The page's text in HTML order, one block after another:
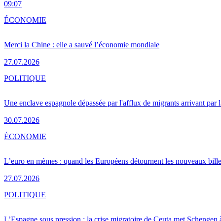
09:07
Merci la Chine : elle a sauvé l’économie mondiale
27.07.2026
ÉCONOMIE
Une enclave espagnole dépassée par l'afflux de migrants arrivant par
30.07.2026
POLITIQUE
L’euro en mèmes : quand les Européens détournent les nouveaux
27.07.2026
ÉCONOMIE
L’Espagne sous pression : la crise migratoire de Ceuta met Schengen
POLITIQUE